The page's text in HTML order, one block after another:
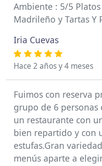
Ambiente : 5/5
Madrileño y Tartas Y
Iria Cuevas
Hace 2 años y 4 meses
Fuimos con reserva
grupo de 6 personas
un restaurante con
bien repartido y con
estufas.Gran
menús aparte a